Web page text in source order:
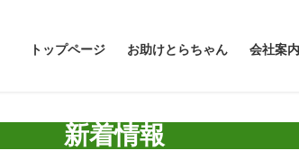
トップページ お助けとらちゃん 会社案内
新着情報